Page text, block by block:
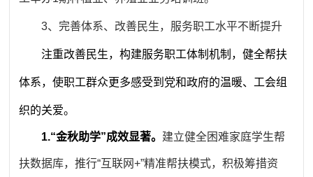
3、完善体系、改善民生，服务职工水平不断提升
注重改善民生，构建服务职工体制机制，健全帮扶
体系，使职工群众更多感受到党和政府的温暖、工会组
织的关爱。
1.“金秋助学”成效显著。 建立健全困难家庭学生帮
扶数据库，推行“互联网+”精准帮扶模式，积极筹措资